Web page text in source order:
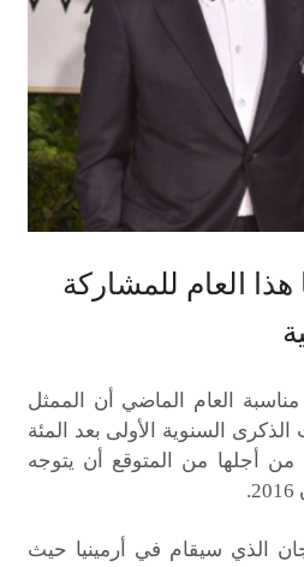
العام للمشاركة
العام الماضي أن الممثل
السنوية الأولى بعد المئة
من أجلها من المتوقع أن يتوجه
الذي سيقام في أرمينيا حيث